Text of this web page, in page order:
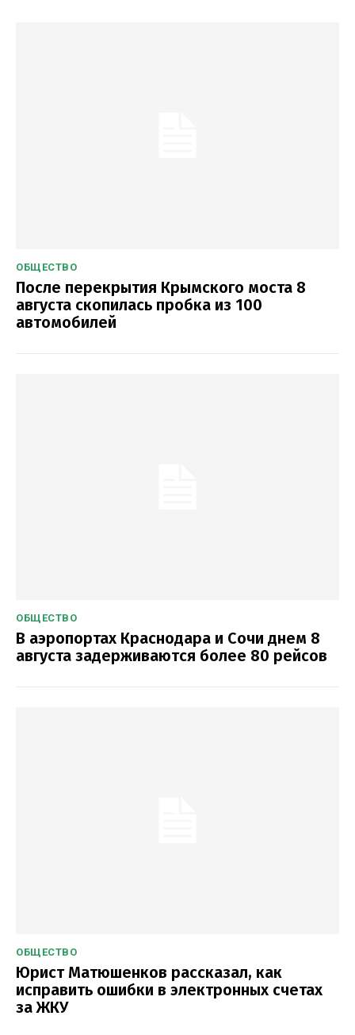
ОБЩЕСТВО
После перекрытия Крымского моста 8
августа скопилась пробка из 100
автомобилей
ОБЩЕСТВО
В аэропортах Краснодара и Сочи днем 8
августа задерживаются более 80 рейсов
ОБЩЕСТВО
Юрист Матюшенков рассказал, как
исправить ошибки в электронных счетах
за ЖКУ